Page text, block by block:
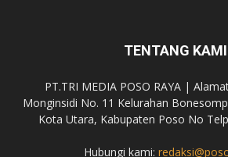
TENTANG KAMI
PT.TRI MEDIA POSO RAYA |
Monginsidi No. 11 Kelurahan
Kota Utara, Kabupaten Poso No
Hubungi kami: